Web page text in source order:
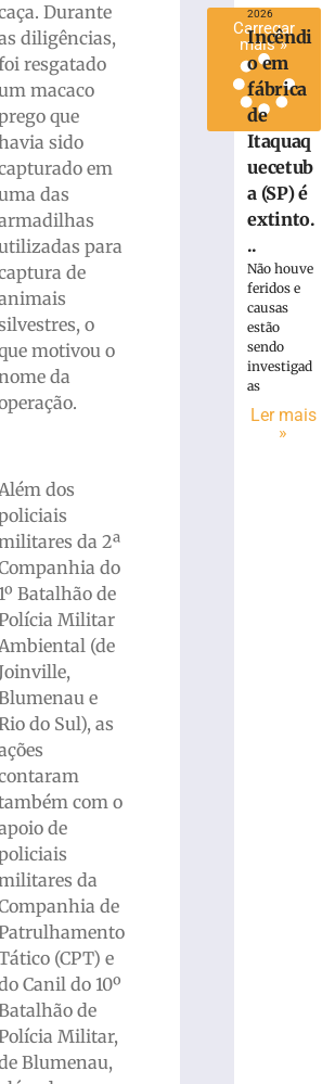
Durante
diligências,
resgatado
macaco
que
sido
em
das
para
de
o
motivou o
da
dos
da 2ª
do
1º Batalhão de
Militar
(de
e
do Sul), as
com o
de
da
de
(CPT) e
Canil do 10º
de
Militar,
Blumenau,
Carregar
mais »
2026
Incêndi
o em
fábrica
de
Itaquaq
uecetub
a (SP) é
extinto.
..
Não houve
feridos e
causas
estão
sendo
investigad
as
Ler mais
»